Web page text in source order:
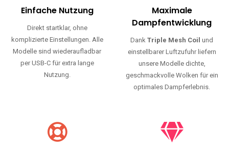
Einfache Nutzung
Direkt startklar, ohne
komplizierte Einstellungen. Alle
Modelle sind wiederaufladbar
per USB-C für extra lange
Nutzung.
Maximale
Dampfentwicklung
Dank Triple Mesh Coil und
einstellbarer Luftzufuhr liefern
unsere Modelle dichte,
geschmackvolle Wolken für ein
optimales Dampferlebnis.